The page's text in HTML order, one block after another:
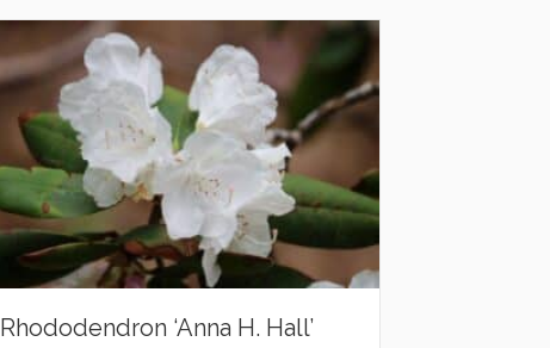
Rhododendron ‘Anna H. Hall’